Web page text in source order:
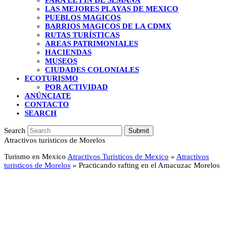
LAS MEJORES PLAYAS DE MEXICO
PUEBLOS MAGICOS
BARRIOS MAGICOS DE LA CDMX
RUTAS TURÍSTICAS
AREAS PATRIMONIALES
HACIENDAS
MUSEOS
CIUDADES COLONIALES
ECOTURISMO
POR ACTIVIDAD
ANÚNCIATE
CONTACTO
SEARCH
Search Submit
Atractivos turisticos de Morelos
Turismo en Mexico Atractivos Turisticos de Mexico » Atractivos
turisticos de Morelos » Practicando rafting en el Amacuzac Morelos